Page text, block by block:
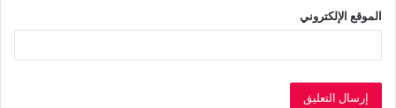
الموقع الإلكتروني